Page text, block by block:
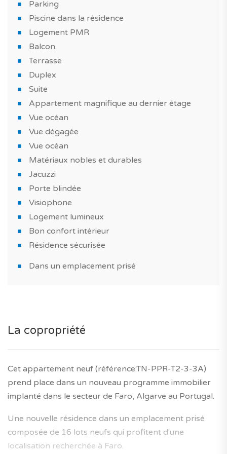
Côté espace extérieur, vous disposez d’une surface de
des nombreux jours de soleil au Portugal.
Ce qui vous fera craquer pour ce bien neuf à Faro ?
Un appartement duplex au style moderne, bien
construit avec des matériaux de choix. Tirez également
bons moments en famille ou entre amis.
Et pour compléter le tout, il est vendu avec une place
de stationnement.
d’un investissement immobilier ou encore dans le cadre
d'une résidence principale ou une maison de vacances
au Portugal.
communiquées à titre illustratif.
Honoraires agence et garantie décennale du
Parking
Piscine dans la résidence
Logement PMR
Balcon
Terrasse
Duplex
Suite
Appartement magnifique au dernier étage
Vue océan
Vue dégagée
Vue océan
Matériaux nobles et durables
Jacuzzi
Porte blindée
Visiophone
Logement lumineux
Bon confort intérieur
Résidence sécurisée
Dans un emplacement prisé
La copropriété
Cet appartement neuf (référence:TN-PPR-T2-3-3A)
prend place dans un nouveau programme immobilier
implanté dans le secteur de Faro, Algarve au Portugal.
Une nouvelle résidence dans un emplacement prisé
composée de 16 lots neufs qui profitent d'une
localisation recherchée à Faro.